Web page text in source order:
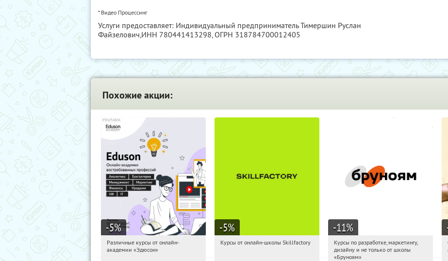
* Видео Процессинг
Услуги предоставляет: Индивидуальный предприниматель Тимершин Руслан
Файзелович,ИНН 780441413298, ОГРН 318784700012405
Похожие акции:
-5%
12:57:40 Получили:
Различные курсы от онлайн-
академии «Эдюсон»
-5%
12:57:40
Получи первым!
Курсы от онлайн-школы Skillfactory
-11%
12:57:40
Получи первым!
Россия
Курсы по разработке, маркетингу,
дизайну и не только от школы
«Бруноям»